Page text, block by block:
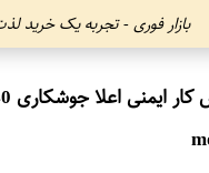
بازار فوری - تجربه یک خرید
اعلا جوشکاری 40 سانتی متری ایرانی